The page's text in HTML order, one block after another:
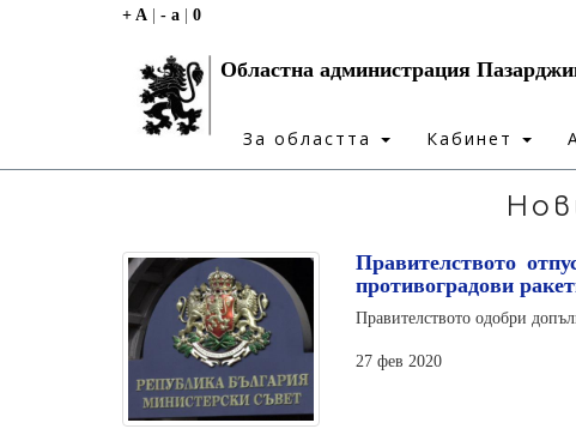
+ A - a 0
Областна администрация
За областта Кабинет
Правителството
противоградови
Правителството одобри
27 фев 2020